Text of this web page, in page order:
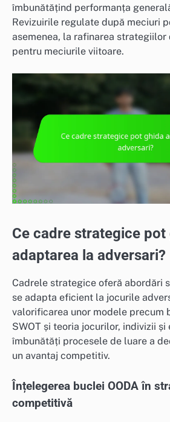
îmbunătățind performanța
Revizuirile regulate după meciuri
asemenea, la rafinarea strategiilor
pentru meciurile viitoare.
Ce cadre strategice pot
adaptarea la adversari?
Cadrele strategice oferă abordări
se adapta eficient la jocurile
valorificarea unor modele precum
SWOT și teoria jocurilor, indivizii
îmbunătăți procesele de luare a
un avantaj competitiv.
Înțelegerea buclei OODA în
competitivă